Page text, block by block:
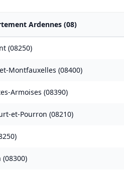
Ardennes (08)
(08250)
Montfauxelles (08400)
Armoises (08390)
et-Pourron (08210)
)
(08300)